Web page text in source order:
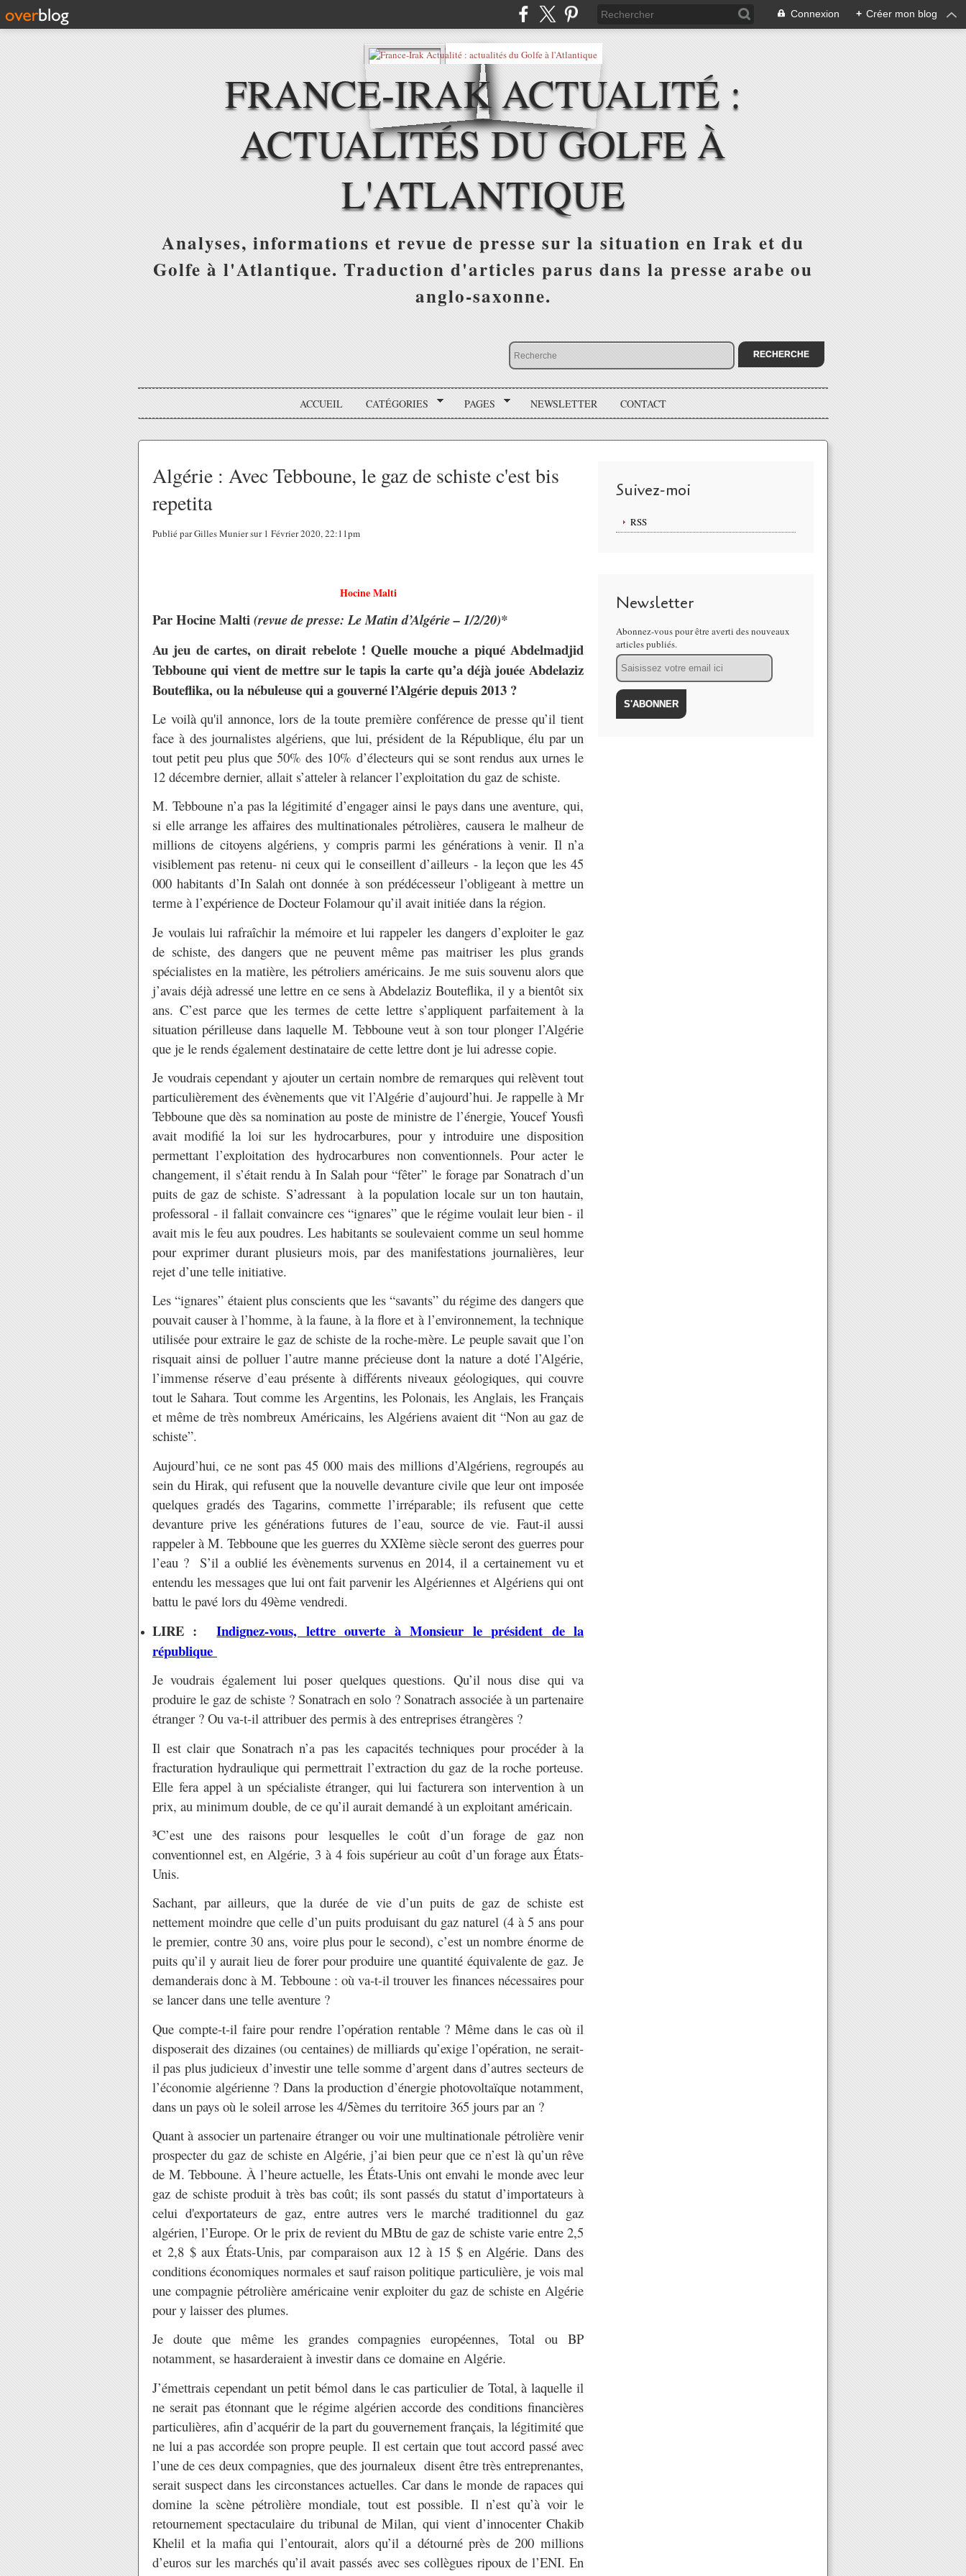
Connexion + Créer mon blog
FRANCE-IRAK ACTUALITÉ :
ACTUALITÉS DU GOLFE À
L'ATLANTIQUE
Analyses, informations et revue de presse sur la situation en Irak et du
Golfe à l'Atlantique. Traduction d'articles parus dans la presse arabe ou
anglo-saxonne.
ACCUEIL CATÉGORIES PAGES NEWSLETTER CONTACT
Algérie : Avec Tebboune, le gaz de schiste c'est bis
repetita
Publié par Gilles Munier sur 1 Février 2020, 22:11pm
Hocine Malti
Par Hocine Malti(revue de presse: Le Matin d’Algérie – 1/2/20)*
Au jeu de cartes, on dirait rebelote ! Quelle mouche a piqué Abdelmadjid
Tebboune qui vient de mettre sur le tapis la carte qu’a déjà jouée Abdelaziz
Bouteflika, ou la nébuleuse qui a gouverné l’Algérie depuis 2013 ?
Le voilà qu'il annonce, lors de la toute première conférence de presse qu’il tient
face à des journalistes algériens, que lui, président de la République, élu par un
tout petit peu plus que 50% des 10% d’électeurs qui se sont rendus aux urnes le
12 décembre dernier, allait s’atteler à relancer l’exploitation du gaz de schiste.
M. Tebboune n’a pas la légitimité d’engager ainsi le pays dans une aventure, qui,
si elle arrange les affaires des multinationales pétrolières, causera le malheur de
millions de citoyens algériens, y compris parmi les générations à venir. Il n’a
visiblement pas retenu- ni ceux qui le conseillent d’ailleurs - la leçon que les 45
000 habitants d’In Salah ont donnée à son prédécesseur l’obligeant à mettre un
terme à l’expérience de Docteur Folamour qu’il avait initiée dans la région.
Je voulais lui rafraîchir la mémoire et lui rappeler les dangers d’exploiter le gaz
de schiste, des dangers que ne peuvent même pas maitriser les plus grands
spécialistes en la matière, les pétroliers américains. Je me suis souvenu alors que
j’avais déjà adressé une lettre en ce sens à Abdelaziz Bouteflika, il y a bientôt six
ans. C’est parce que les termes de cette lettre s’appliquent parfaitement à la
situation périlleuse dans laquelle M. Tebboune veut à son tour plonger l’Algérie
que je le rends également destinataire de cette lettre dont je lui adresse copie.
Je voudrais cependant y ajouter un certain nombre de remarques qui relèvent tout
particulièrement des évènements que vit l’Algérie d’aujourd’hui. Je rappelle à Mr
Tebboune que dès sa nomination au poste de ministre de l’énergie, Youcef Yousfi
avait modifié la loi sur les hydrocarbures, pour y introduire une disposition
permettant l’exploitation des hydrocarbures non conventionnels. Pour acter le
changement, il s’était rendu à In Salah pour “fêter” le forage par Sonatrach d’un
puits de gaz de schiste. S’adressant à la population locale sur un ton hautain,
professoral - il fallait convaincre ces “ignares” que le régime voulait leur bien - il
avait mis le feu aux poudres. Les habitants se soulevaient comme un seul homme
pour exprimer durant plusieurs mois, par des manifestations journalières, leur
rejet d’une telle initiative.
Les “ignares” étaient plus conscients que les “savants” du régime des dangers que
pouvait causer à l’homme, à la faune, à la flore et à l’environnement, la technique
utilisée pour extraire le gaz de schiste de la roche-mère. Le peuple savait que l’on
risquait ainsi de polluer l’autre manne précieuse dont la nature a doté l’Algérie,
l’immense réserve d’eau présente à différents niveaux géologiques, qui couvre
tout le Sahara. Tout comme les Argentins, les Polonais, les Anglais, les Français
et même de très nombreux Américains, les Algériens avaient dit “Non au gaz de
schiste”.
Aujourd’hui, ce ne sont pas 45 000 mais des millions d’Algériens, regroupés au
sein du Hirak, qui refusent que la nouvelle devanture civile que leur ont imposée
quelques gradés des Tagarins, commette l’irréparable; ils refusent que cette
devanture prive les générations futures de l’eau, source de vie. Faut-il aussi
rappeler à M. Tebboune que les guerres du XXIème siècle seront des guerres pour
l’eau ? S’il a oublié les évènements survenus en 2014, il a certainement vu et
entendu les messages que lui ont fait parvenir les Algériennes et Algériens qui ont
battu le pavé lors du 49ème vendredi.
LIRE :Indignez-vous, lettre ouverte à Monsieur le président de la
république
Je voudrais également lui poser quelques questions. Qu’il nous dise qui va
produire le gaz de schiste ? Sonatrach en solo ? Sonatrach associée à un partenaire
étranger ? Ou va-t-il attribuer des permis à des entreprises étrangères ?
Il est clair que Sonatrach n’a pas les capacités techniques pour procéder à la
fracturation hydraulique qui permettrait l’extraction du gaz de la roche porteuse.
Elle fera appel à un spécialiste étranger, qui lui facturera son intervention à un
prix, au minimum double, de ce qu’il aurait demandé à un exploitant américain.
³C’est une des raisons pour lesquelles le coût d’un forage de gaz non
conventionnel est, en Algérie, 3 à 4 fois supérieur au coût d’un forage aux États-
Unis.
Sachant, par ailleurs, que la durée de vie d’un puits de gaz de schiste est
nettement moindre que celle d’un puits produisant du gaz naturel (4 à 5 ans pour
le premier, contre 30 ans, voire plus pour le second), c’est un nombre énorme de
puits qu’il y aurait lieu de forer pour produire une quantité équivalente de gaz. Je
demanderais donc à M. Tebboune : où va-t-il trouver les finances nécessaires pour
se lancer dans une telle aventure ?
Que compte-t-il faire pour rendre l’opération rentable ? Même dans le cas où il
disposerait des dizaines (ou centaines) de milliards qu’exige l’opération, ne serait-
il pas plus judicieux d’investir une telle somme d’argent dans d’autres secteurs de
l’économie algérienne ? Dans la production d’énergie photovoltaïque notamment,
dans un pays où le soleil arrose les 4/5èmes du territoire 365 jours par an ?
Quant à associer un partenaire étranger ou voir une multinationale pétrolière venir
prospecter du gaz de schiste en Algérie, j’ai bien peur que ce n’est là qu’un rêve
de M. Tebboune. À l’heure actuelle, les États-Unis ont envahi le monde avec leur
gaz de schiste produit à très bas coût; ils sont passés du statut d’importateurs à
celui d'exportateurs de gaz, entre autres vers le marché traditionnel du gaz
algérien, l’Europe. Or le prix de revient du MBtu de gaz de schiste varie entre 2,5
et 2,8 $ aux États-Unis, par comparaison aux 12 à 15 $ en Algérie. Dans des
conditions économiques normales et sauf raison politique particulière, je vois mal
une compagnie pétrolière américaine venir exploiter du gaz de schiste en Algérie
pour y laisser des plumes.
Je doute que même les grandes compagnies européennes, Total ou BP
notamment, se hasarderaient à investir dans ce domaine en Algérie.
J’émettrais cependant un petit bémol dans le cas particulier de Total, à laquelle il
ne serait pas étonnant que le régime algérien accorde des conditions financières
particulières, afin d’acquérir de la part du gouvernement français, la légitimité que
ne lui a pas accordée son propre peuple. Il est certain que tout accord passé avec
l’une de ces deux compagnies, que des journaleux disent être très entreprenantes,
serait suspect dans les circonstances actuelles. Car dans le monde de rapaces qui
domine la scène pétrolière mondiale, tout est possible. Il n’est qu’à voir le
retournement spectaculaire du tribunal de Milan, qui vient d’innocenter Chakib
Khelil et la mafia qui l’entourait, alors qu’il a détourné près de 200 millions
d’euros sur les marchés qu’il avait passés avec ses collègues ripoux de l’ENI. En
Suivez-moi
RSS
Newsletter
Abonnez-vous pour être averti des nouveaux
articles publiés.
Email